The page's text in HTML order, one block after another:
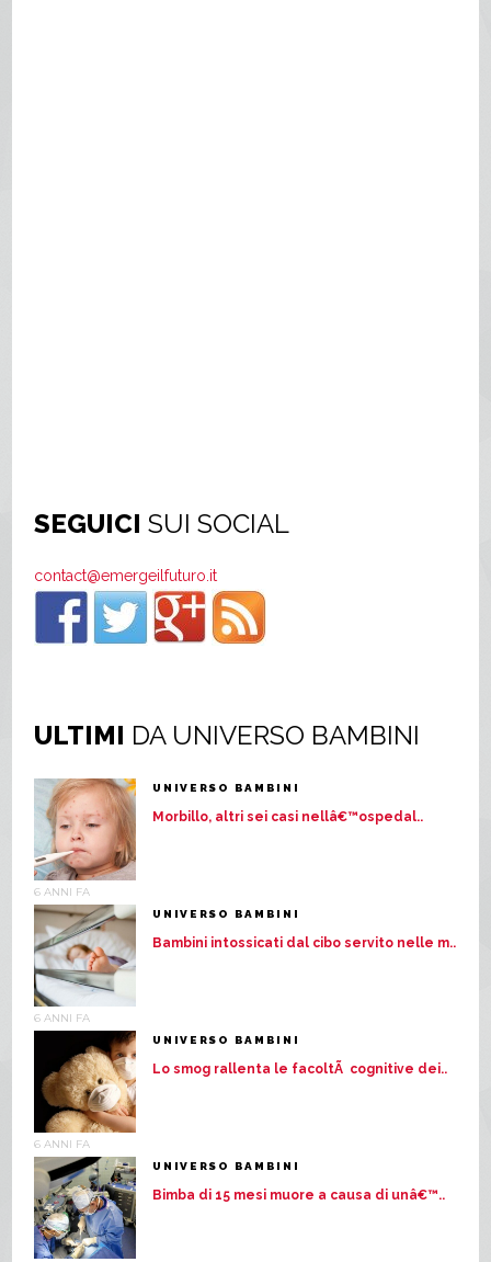
SEGUICI SUI SOCIAL
contact@emergeilfuturo.it
ULTIMI DA UNIVERSO BAMBINI
UNIVERSO BAMBINI
Morbillo, altri sei casi nellâ€™ospedal..
6 ANNI FA
UNIVERSO BAMBINI
Bambini intossicati dal cibo servito nelle m..
6 ANNI FA
UNIVERSO BAMBINI
Lo smog rallenta le facoltÃ cognitive dei..
6 ANNI FA
UNIVERSO BAMBINI
Bimba di 15 mesi muore a causa di unâ€™..